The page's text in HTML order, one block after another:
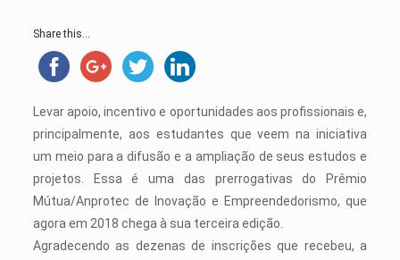
Share this...
Levar apoio, incentivo e oportunidades aos profissionais e,
principalmente, aos estudantes que veem na iniciativa
um meio para a difusão e a ampliação de seus estudos e
projetos. Essa é uma das prerrogativas do Prêmio
Mútua/Anprotec de Inovação e Empreendedorismo, que
agora em 2018 chega à sua terceira edição.
Agradecendo as dezenas de inscrições que recebeu, a